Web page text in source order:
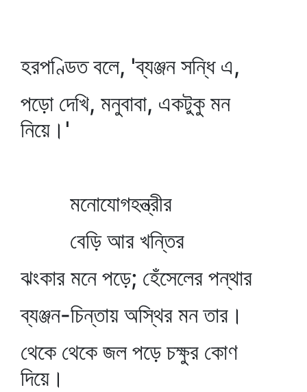
হরপণ্ডিত বলে, 'ব্যঞ্জন সন্ধি এ,
পড়ো দেখি, মনুবাবা, একটুকু মন
নিয়ে।'
মনোযোগহন্ত্রীর
বেড়ি আর খন্তির
ঝংকার মনে পড়ে; হেঁসেলের পন্থার
ব্যঞ্জন-চিন্তায় অস্থির মন তার।
থেকে থেকে জল পড়ে চক্ষুর কোণ
দিয়ে।